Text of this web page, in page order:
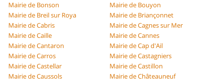
Mairie de Bonson
Mairie de Bouyon
Mairie de Breil sur Roya
Mairie de Briançonnet
Mairie de Cabris
Mairie de Cagnes sur Mer
Mairie de Caille
Mairie de Cannes
Mairie de Cantaron
Mairie de Cap d'Ail
Mairie de Carros
Mairie de Castagniers
Mairie de Castellar
Mairie de Castillon
Mairie de Caussols
Mairie de Châteauneuf